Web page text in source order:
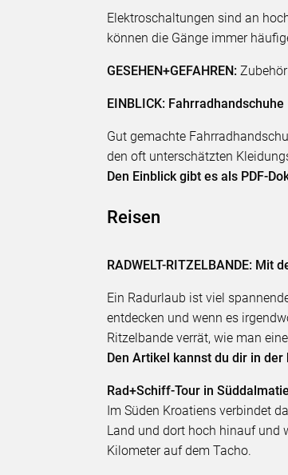
Elektroschaltungen sind an
können die Gänge immer
GESEHEN+GEFAHREN:
EINBLICK: Fahrradhandschuhe
Gut gemachte
den oft unterschätzten
Den Einblick gibt es als PDF-
Reisen
RADWELT-RITZELBANDE: Mit
Ein Radurlaub ist viel
entdecken und wenn es
Ritzelbande verrät, wie man
Den Artikel kannst du dir in
Rad+Schiff-Tour in
Im Süden Kroatiens verbindet
Land und dort hoch hinauf und
Kilometer auf dem Tacho.